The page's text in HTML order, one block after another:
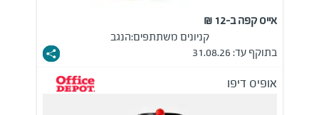
אייס קפה ב-12 ₪
קניונים משתתפים:הנגב
בתוקף עד: 31.08.26
אופיס דיפו